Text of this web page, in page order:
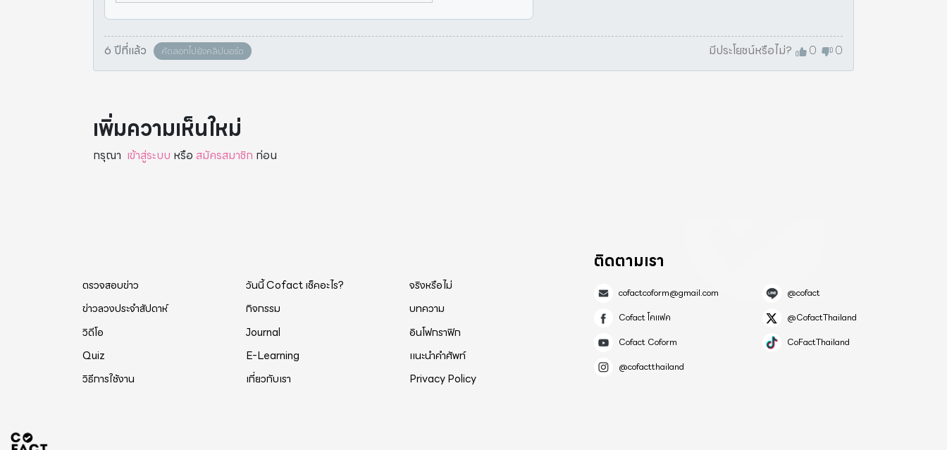
6 ปีที่แล้ว คัดลอกไปยังคลิปบอร์ด มีประโยชน์หรือไม่? 0 0
เพิ่มความเห็นใหม่
กรุณา เข้าสู่ระบบ หรือ สมัครสมาชิก ก่อน
ตรวจสอบข่าว วันนี้ Cofact เช็คอะไร?
จริงหรือไม่
ข่าวลวงประจำสัปดาห์
กิจกรรม
บทความ
วิดีโอ
Journal
อินโฟกราฟิก
Quiz
E-Learning
แนะนำคำศัพท์
วิธีการใช้งาน
เกี่ยวกับเรา Privacy Policy
ติดตามเรา
cofactcoform@gmail.com
@cofact
Cofact โคแฟค
@CofactThailand
Cofact Coform
CoFactThailand
@cofactthailand